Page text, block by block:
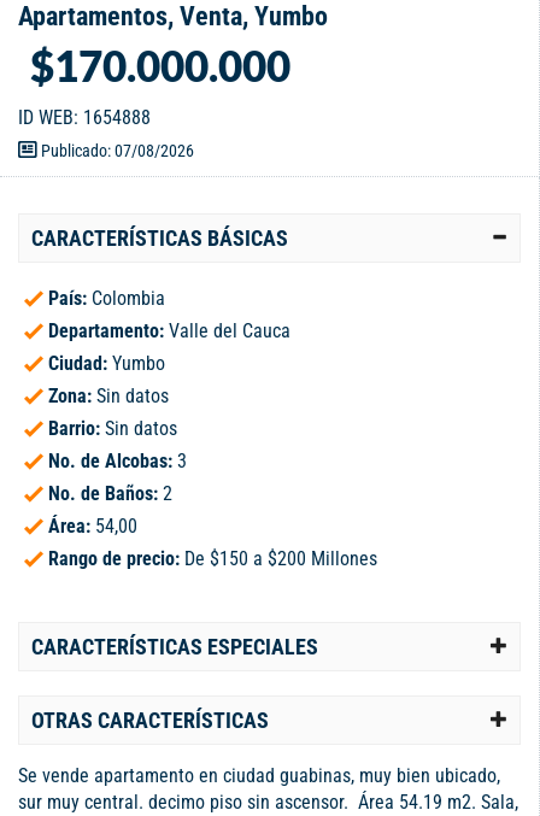
Apartamentos, Venta, Yumbo
$170.000.000
ID WEB: 1654888
Publicado: 07/08/2026
CARACTERÍSTICAS BÁSICAS
País: Colombia
Departamento: Valle del Cauca
Ciudad: Yumbo
Zona: Sin datos
Barrio: Sin datos
No. de Alcobas: 3
No. de Baños: 2
Área: 54,00
Rango de precio: De $150 a $200 Millones
CARACTERÍSTICAS ESPECIALES
OTRAS CARACTERÍSTICAS
Se vende apartamento en ciudad guabinas, muy bien ubicado,
sur muy central. decimo piso sin ascensor. Área 54.19 m2. Sala,